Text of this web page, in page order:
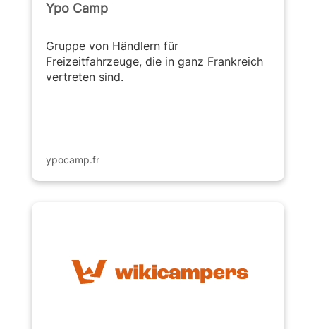
ypocamp.fr
Ypo Camp
Gruppe von Händlern für
Freizeitfahrzeuge, die in ganz Frankreich
vertreten sind.